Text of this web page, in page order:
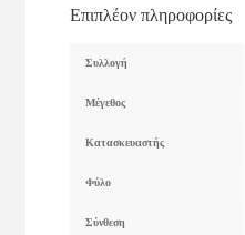
Επιπλέον πληροφορίες
Συλλογή
Μέγεθος
Κατασκευαστής
Φύλο
Σύνθεση